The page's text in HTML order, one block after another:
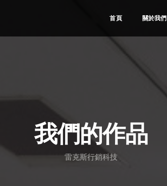
首頁 關於我們
我們的作品
雷克斯行銷科技